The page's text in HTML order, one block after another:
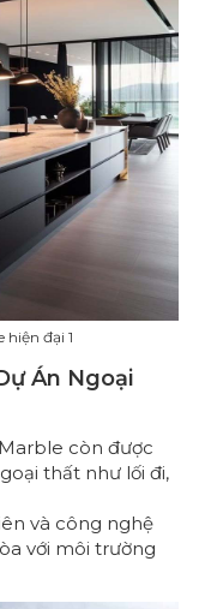
hiện đại 1
Án Ngoại
còn được
thất như lối đi,
và công nghệ
với môi trường